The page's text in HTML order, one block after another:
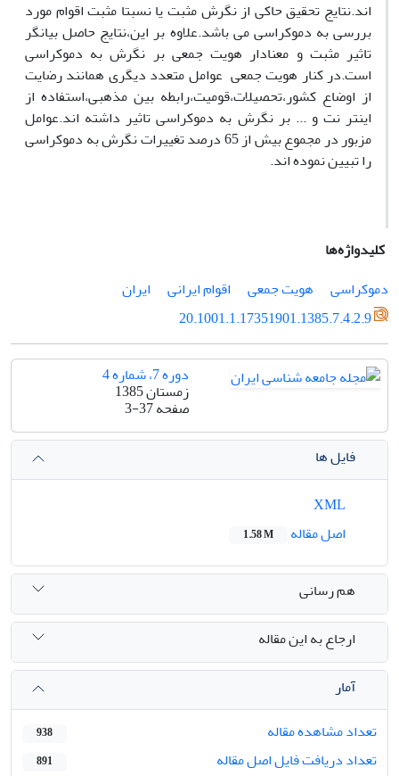
اند.نتایج تحقیق حاکی از نگرش مثبت یا نسبتا مثبت اقوام مورد
بررسی به دموکراسی می باشد.علاوه بر این،نتایج حاصل بیانگر
تاثیر مثبت و معنادار هویت جمعی بر نگرش به دموکراسی
است.در کنار هویت جمعی عوامل متعدد دیگری همانند رضایت
از اوضاع کشور،تحصیلات،قومیت،رابطه بین مذهبی،استفاده از
اینتر نت و ... بر نگرش به دموکراسی تاثیر داشته اند.عوامل
مزبور در مجموع بیش از 65 درصد تغییرات نگرش به دموکراسی
را تبیین نموده اند.
کلیدواژه‌ها
دموکراسی
هویت جمعی اقوام ایرانی
ایران
20.1001.1.17351901.1385.7.4.2.9
دوره 7، شماره 4
زمستان 1385
صفحه3-37
فایل ها
اصل مقاله
1.58 M
هم رسانی
ارجاع به این مقاله
آمار
تعداد مشاهده مقاله
938
تعداد دریافت فایل اصل مقاله 891